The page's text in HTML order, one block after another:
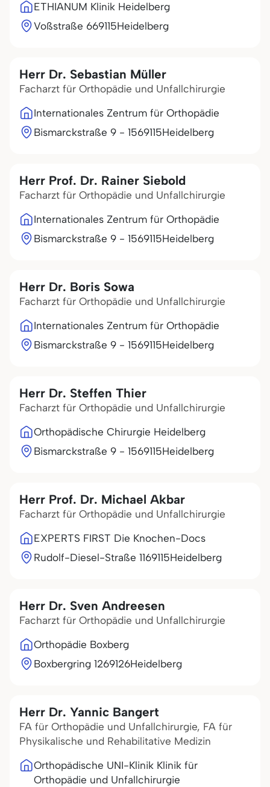
ETHIANUM Klinik Heidelberg
Voßstraße 669115Heidelberg
Herr Dr. Sebastian Müller
Facharzt für Orthopädie und Unfallchirurgie
Internationales Zentrum für Orthopädie
Bismarckstraße 9 - 1569115Heidelberg
Herr Prof. Dr. Rainer Siebold
Facharzt für Orthopädie und Unfallchirurgie
Internationales Zentrum für Orthopädie
Bismarckstraße 9 - 1569115Heidelberg
Herr Dr. Boris Sowa
Facharzt für Orthopädie und Unfallchirurgie
Internationales Zentrum für Orthopädie
Bismarckstraße 9 - 1569115Heidelberg
Herr Dr. Steffen Thier
Facharzt für Orthopädie und Unfallchirurgie
Orthopädische Chirurgie Heidelberg
Bismarckstraße 9 - 1569115Heidelberg
Herr Prof. Dr. Michael Akbar
Facharzt für Orthopädie und Unfallchirurgie
EXPERTS FIRST Die Knochen-Docs
Rudolf-Diesel-Straße 1169115Heidelberg
Herr Dr. Sven Andreesen
Facharzt für Orthopädie und Unfallchirurgie
Orthopädie Boxberg
Boxbergring 1269126Heidelberg
Herr Dr. Yannic Bangert
FA für Orthopädie und Unfallchirurgie, FA für
Physikalische und Rehabilitative Medizin
Orthopädische UNI-Klinik Klinik für
Orthopädie und Unfallchirurgie